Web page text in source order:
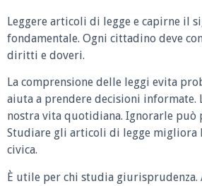
Leggere articoli di legge e capirne il
fondamentale. Ogni cittadino deve
diritti e doveri.
La comprensione delle leggi evita
aiuta a prendere decisioni informate.
nostra vita quotidiana. Ignorarle può
Studiare gli articoli di legge migliora
civica.
È utile per chi studia giurisprudenza.